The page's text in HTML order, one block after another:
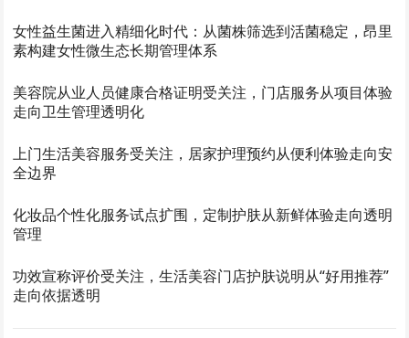
女性益生菌进入精细化时代：从菌株筛选到活菌稳定，昂里
素构建女性微生态长期管理体系
美容院从业人员健康合格证明受关注，门店服务从项目体验
走向卫生管理透明化
上门生活美容服务受关注，居家护理预约从便利体验走向安
全边界
化妆品个性化服务试点扩围，定制护肤从新鲜体验走向透明
管理
功效宣称评价受关注，生活美容门店护肤说明从“好用推荐”
走向依据透明